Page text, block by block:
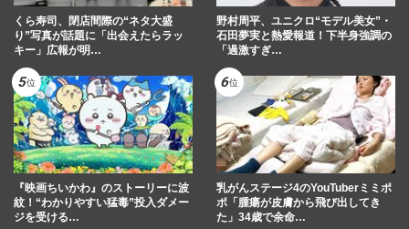
くら寿司、閉店間際の“ネタ大盛
り”写真が話題に「出会えたらラッ
キー」広報が明…
野村周平、ユニクロ“モデル美女”・
石田夢実と熱愛報道！下半身強調の
「過激すぎ…
『映画ちいかわ』のストーリーに波
紋！“わかりやすい猛毒”投入ダメー
ジを受ける…
乳がんステージ4のYouTuberミミポ
ポ「腫瘍が皮膚から飛び出してき
た」34歳で余命…